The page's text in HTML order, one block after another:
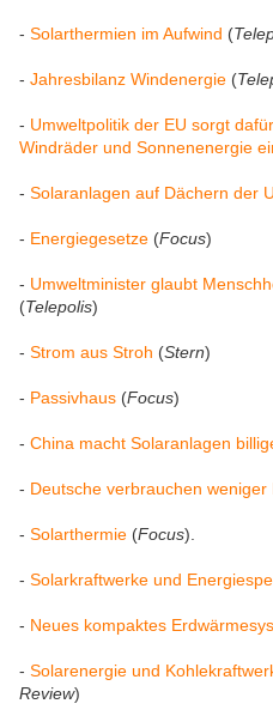
- Solarthermien im Aufwind (
- Jahresbilanz Windenergie (
- Umweltpolitik der EU sorgt
Windräder und Sonnenenergie
- Solaranlagen auf Dächern der
- Energiegesetze (Focus)
- Umweltminister glaubt
(Telepolis)
- Strom aus Stroh (Stern)
- Passivhaus (Focus)
- China macht Solaranlagen
- Deutsche verbrauchen weniger
- Solarthermie (Focus).
- Solarkraftwerke und
- Neues kompaktes
- Solarenergie und
Review)